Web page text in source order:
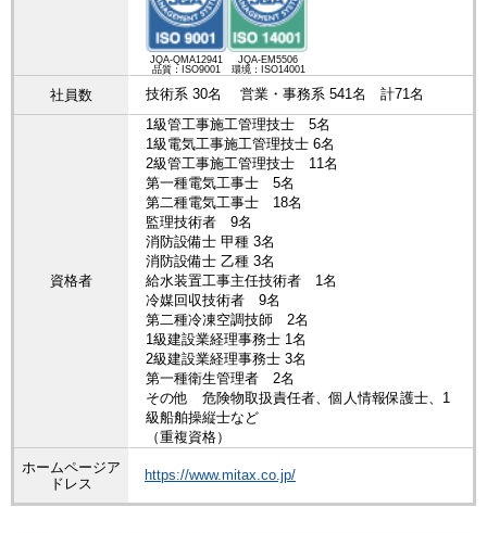
JQA-QMA12941
品質：ISO9001
JQA-EM5506
環境：ISO14001
社員数 技術系 30名 営業・事務系 541名 計71名
資格者
1級管工事施工管理技士 5名
1級電気工事施工管理技士 6名
2級管工事施工管理技士 11名
第一種電気工事士 5名
第二種電気工事士 18名
監理技術者 9名
消防設備士 甲種 3名
消防設備士 乙種 3名
給水装置工事主任技術者 1名
冷媒回収技術者 9名
第二種冷凍空調技師 2名
1級建設業経理事務士 1名
2級建設業経理事務士 3名
第一種衛生管理者 2名
その他 危険物取扱責任者、個人情報保護士、1
級船舶操縦士など
（重複資格）
ホームページア
ドレス
https://www.mitax.co.jp/